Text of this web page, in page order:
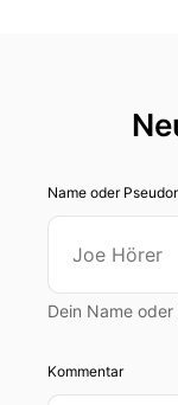
Name oder
Dein Name
Kommentar